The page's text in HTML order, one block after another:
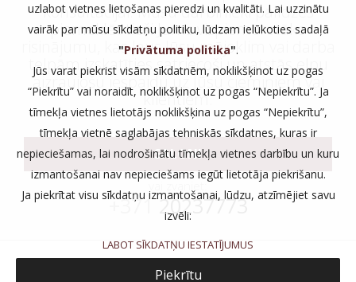
konsultācijai. Mūsu darbinieki palīdzēs
piemeklēt tieši Jums vispiemērotāko
risinājumu, kas ļaus Jūsu mājoklim vai darba
telpām izskatīties satriecoši un atstās elpu
aizraujošu iespaidu uz Jūsu ciemiņiem vai
klientiem.
SALONI
vai zvaniet:
+37120237773
uzlabot vietnes lietošanas pieredzi un kvalitāti. Lai uzzinātu
vairāk par mūsu sīkdatņu politiku, lūdzam ielūkoties sadaļā
"Privātuma politika".
Jūs varat piekrist visām sīkdatnēm, noklikšķinot uz pogas
“Piekrītu” vai noraidīt, noklikšķinot uz pogas “Nepiekrītu”. Ja
tīmekļa vietnes lietotājs noklikšķina uz pogas “Nepiekrītu”,
tīmekļa vietnē saglabājas tehniskās sīkdatnes, kuras ir
nepieciešamas, lai nodrošinātu tīmekļa vietnes darbību un kuru
izmantošanai nav nepieciešams iegūt lietotāja piekrišanu.
Ja piekrītat visu sīkdatņu izmantošanai, lūdzu, atzīmējiet savu
izvēli:
LABOT SĪKDATŅU IESTATĪJUMUS
Piekrītu